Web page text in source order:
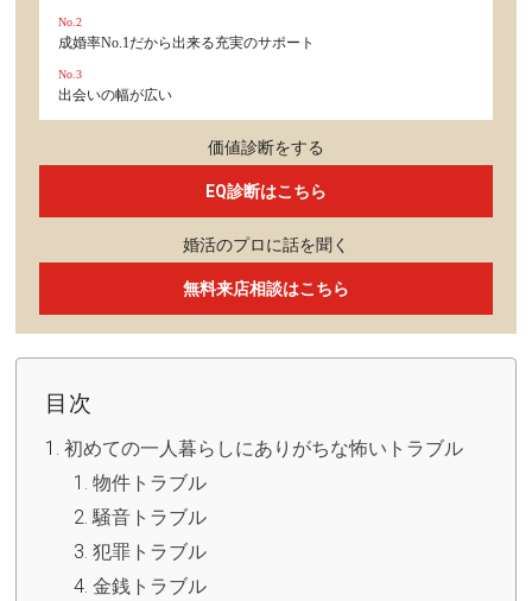
No.2
成婚率No.1だから出来る充実のサポート
No.3
出会いの幅が広い
価値診断をする
EQ診断はこちら
婚活のプロに話を聞く
無料来店相談はこちら
目次
初めての一人暮らしにありがちな怖いトラブル
物件トラブル
騒音トラブル
犯罪トラブル
金銭トラブル